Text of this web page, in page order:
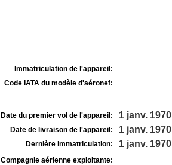
Immatriculation de l'appareil:
Code IATA du modèle d'aéronef:
Date du premier vol de l'appareil: 1 janv. 1970
Date de livraison de l'appareil: 1 janv. 1970
Dernière immatriculation: 1 janv. 1970
Compagnie aérienne exploitante: